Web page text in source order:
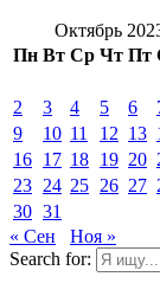
Октябрь
Пн Вт Ср Чт Пт
2
3 4 5 6
9
10 11 12 13
16 17 18 19 20
23 24 25 26 27
30 31
« Сен
Ноя »
Search for: